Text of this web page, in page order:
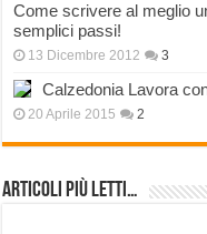
Come scrivere al meglio
semplici passi!
13 Dicembre 2012 3
Calzedonia Lavora
20 Aprile 2015 2
Articoli più Letti…